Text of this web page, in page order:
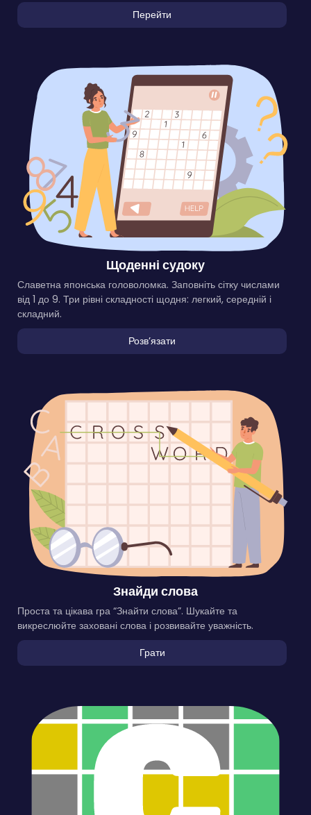
Перейти
Щоденні судоку
Славетна японська головоломка. Заповніть сітку числами
від 1 до 9. Три рівні складності щодня: легкий, середній і
складний.
Розвʼязати
Знайди слова
Проста та цікава гра “Знайти слова”. Шукайте та
викреслюйте заховані слова і розвивайте уважність.
Грати